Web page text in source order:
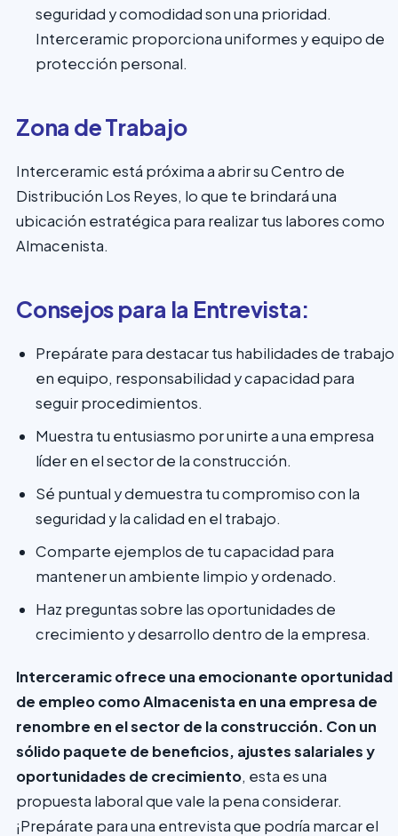
seguridad y comodidad son una prioridad.
Interceramic proporciona uniformes y equipo de
protección personal.
Zona de Trabajo
Interceramic está próxima a abrir su Centro de
Distribución Los Reyes, lo que te brindará una
ubicación estratégica para realizar tus labores como
Almacenista.
Consejos para la Entrevista:
Prepárate para destacar tus habilidades de trabajo
en equipo, responsabilidad y capacidad para
seguir procedimientos.
Muestra tu entusiasmo por unirte a una empresa
líder en el sector de la construcción.
Sé puntual y demuestra tu compromiso con la
seguridad y la calidad en el trabajo.
Comparte ejemplos de tu capacidad para
mantener un ambiente limpio y ordenado.
Haz preguntas sobre las oportunidades de
crecimiento y desarrollo dentro de la empresa.
Interceramic ofrece una emocionante oportunidad
de empleo como Almacenista en una empresa de
renombre en el sector de la construcción. Con un
sólido paquete de beneficios, ajustes salariales y
oportunidades de crecimiento, esta es una
propuesta laboral que vale la pena considerar.
¡Prepárate para una entrevista que podría marcar el